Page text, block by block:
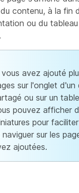
contenu, à la fin
ou du
vous avez ajouté
sur l'onglet d'un
ou sur un
pouvez afficher
pour
sur les
ajoutées.